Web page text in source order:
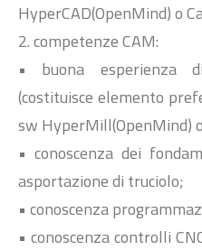
HyperCAD(OpenMind) o
2. competenze CAM:
• buona esperienza
(costituisce elemento
sw HyperMill(OpenMind)
• conoscenza dei
asportazione di truciolo;
• conoscenza
• conoscenza controlli